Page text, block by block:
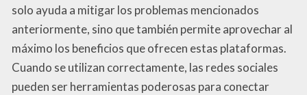
solo ayuda a mitigar los problemas mencionados
anteriormente, sino que también permite aprovechar al
máximo los beneficios que ofrecen estas plataformas.
Cuando se utilizan correctamente, las redes sociales
pueden ser herramientas poderosas para conectar